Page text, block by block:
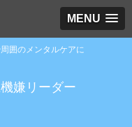
MENU
囲のメンタルケアに
嫌リーダー